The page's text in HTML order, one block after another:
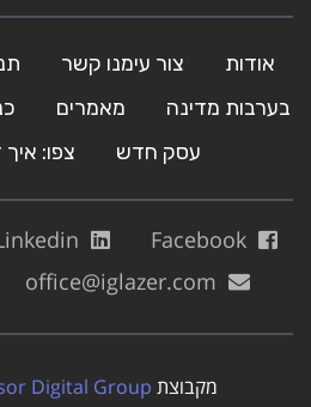
אודות צור עימנו קשר
בערבות מדינה
מאמרים
עסק חדש
צפו:
Facebook
מקבוצת Digital Group